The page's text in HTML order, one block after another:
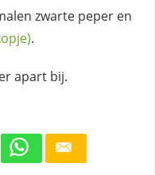
zwarte peper en
.
apart bij.